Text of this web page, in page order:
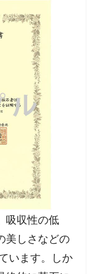
吸収性の低
美しさなどの
います。しか